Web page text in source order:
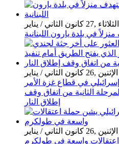
في بلدة يارون اللبنانية
في قطاع غزة الأمر
الثانية من اتفاق وقف
إطلاق النار
اعتقالات واسعة في طولكرم